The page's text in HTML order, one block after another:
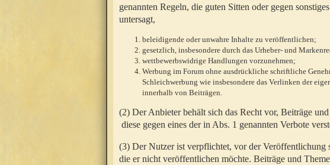
genannten Regeln, die guten Sitten oder gegen
untersagt,
beleidigende oder unwahre Inhalte zu veröffentlichen;
gesetzlich, insbesondere durch das Urheber- und
wettbewerbswidrige Handlungen vorzunehmen;
Werbung im Forum ohne ausdrückliche schriftliche
Schleichwerbung wie insbesondere das Verlinken der
innerhalb von Beiträgen.
(2) Der Anbieter behält sich das Recht vor, Beiträge
diese gegen eines der in Abs. 1 genannten Verbote
(3) Der Nutzer ist verpflichtet, vor der Veröffentlichung
die er nicht veröffentlichen möchte. Beiträge und